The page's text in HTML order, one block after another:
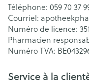
Téléphone: 059 70 37
Courriel:
Numéro de licence:
Pharmacien
Numéro TVA:
Service à la